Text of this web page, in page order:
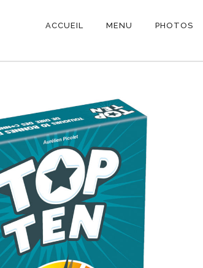
NAVIGATION
ACCUEIL MENU PHOTOS